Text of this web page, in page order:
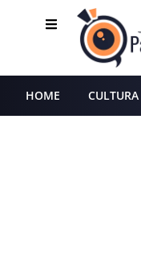
HOME CULTURA